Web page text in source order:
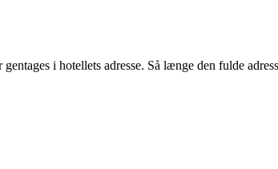
i hotellets adresse. Så længe den fulde